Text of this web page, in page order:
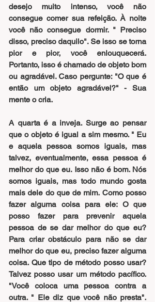
desejo muito intenso, você não
consegue comer sua refeição. À noite
você não consegue dormir. " Preciso
disso, preciso daquilo". Se isso se torna
pior e pior, você enlouquecerá.
Portanto, isso é chamado de objeto bom
ou agradável. Caso pergunte: "O que é
então um objeto agradável?" - Sua
mente o cria.
A quarta é a inveja. Surge ao pensar
que o objeto é igual a sim mesmo. " Eu
e aquela pessoa somos iguais, mas
talvez, eventualmente, essa pessoa é
melhor do que eu. Isso não é bom. Nós
somos iguais, mas todo mundo gosta
mais dele do que de mim. Como posso
fazer alguma coisa para ele: O que
posso fazer para prevenir aquela
pessoa de se dar melhor do que eu?
Para criar obstáculo para não se dar
melhor do que eu, preciso fazer alguma
coisa. Que tipo de método posso usar?
Talvez posso usar um método pacífico.
"Você coloca uma pessoa contra a
outra. " Ele diz que você não presta".